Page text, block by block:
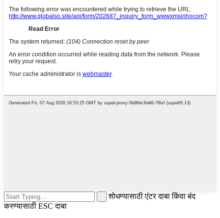
शोधण्यासाठी एंटर दाबा किंवा बंद
करण्यासाठी ESC दाबा